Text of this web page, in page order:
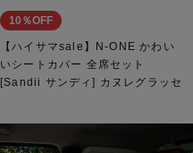
10％OFF
【ハイサマsale】N-ONE かわい
いシートカバー 全席セット
[Sandii サンディ] カヌレグラッセ